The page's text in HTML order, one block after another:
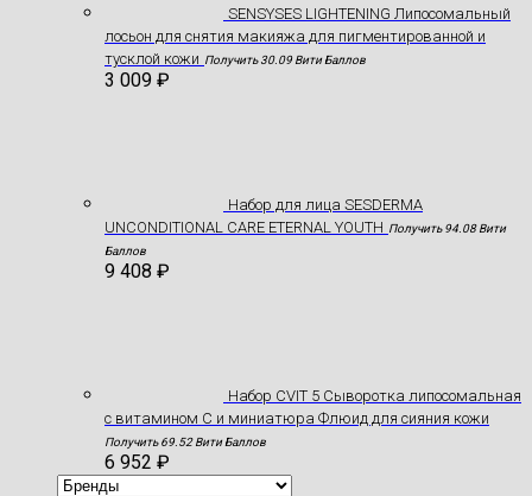
SENSYSES LIGHTENING Липосомальный
лосьон для снятия макияжа для пигментированной и
тусклой кожи Получить 30.09 Вити Баллов
3 009 ₽
Hабор для лица SESDERMA
UNCONDITIONAL CARE ETERNAL YOUTH Получить 94.08 Вити
Баллов
9 408 ₽
Набор CVIT 5 Сыворотка липосомальная
с витамином С и миниатюра Флюид для сияния кожи
Получить 69.52 Вити Баллов
6 952 ₽